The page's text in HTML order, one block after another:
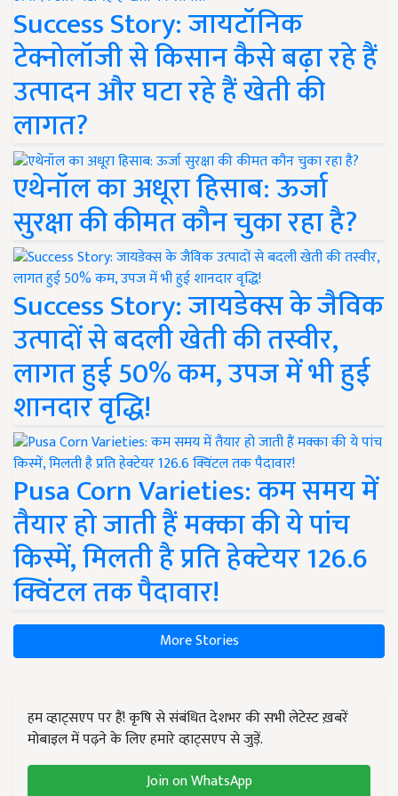
Success Story: जायटॉनिक
टेक्नोलॉजी से किसान कैसे बढ़ा रहे हैं
उत्पादन और घटा रहे हैं खेती की
लागत?
एथेनॉल का अधूरा हिसाब: ऊर्जा
सुरक्षा की कीमत कौन चुका रहा है?
Success Story: जायडेक्स के जैविक
उत्पादों से बदली खेती की तस्वीर,
लागत हुई 50% कम, उपज में भी हुई
शानदार वृद्धि!
Pusa Corn Varieties: कम समय में
तैयार हो जाती हैं मक्का की ये पांच
किस्में, मिलती है प्रति हेक्टेयर 126.6
क्विंटल तक पैदावार!
More Stories
हम व्हाट्सएप पर हैं! कृषि से संबंधित देशभर की सभी लेटेस्ट ख़बरें
मोबाइल में पढ़ने के लिए हमारे व्हाट्सएप से जुड़ें.
Join on WhatsApp